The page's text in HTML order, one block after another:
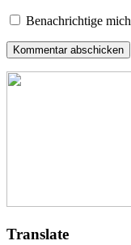
Benachrichtige
Translate